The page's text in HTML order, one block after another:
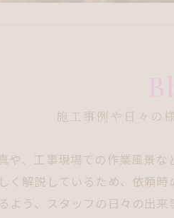
施工事例や日々の
や、工事現場での作業風景
く解説しているため、依頼
う、スタッフの日々の出来